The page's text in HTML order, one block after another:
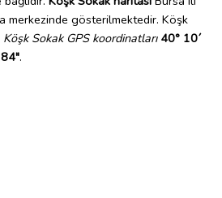
merkezinde gösterilmektedir. Köşk
Köşk Sokak GPS koordinatları 40° 10´
.